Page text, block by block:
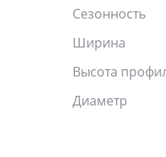
Сезонность
Ширина
Высота
Диаметр